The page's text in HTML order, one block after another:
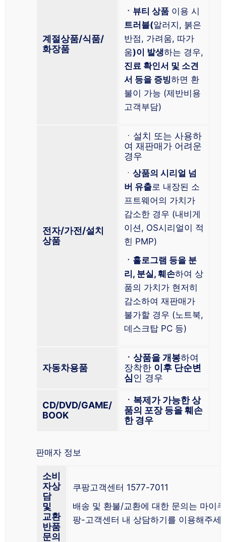
계절상품/식품/
화장품
ㆍ뷰티 상품 이용 시
트러블(알러지, 붉은
반점, 가려움, 따가
움)이 발생하는 경우,
진료 확인서 및 소견
서 등을 증빙하면 환
불이 가능 (제반비용
고객부담)
전자/가전/설치
상품
ㆍ설치 또는 사용하
여 재판매가 어려운
경우
ㆍ 상품의 시리얼 넘
버 유출로 내장된 소
프트웨어의 가치가
감소한 경우 (내비게
이션, OS시리얼이 적
힌 PMP)
ㆍ홀로그램 등을 분
리, 분실, 훼손하여 상
품의 가치가 현저히
감소하여 재판매가
불가할 경우 (노트북,
데스크탑 PC 등)
자동차용품
ㆍ상품을 개봉하여
장착한 이후 단순변
심인 경우
CD/DVD/GAME/
BOOK
ㆍ복제가 가능한 상
품의 포장 등을 훼손
한 경우
판매자 정보
소비
자상
담
및
교환
반품
문의
쿠팡고객센터 1577-7011
배송 및 환불/교환에 대한 문의는 마이쿠
팡-고객센터 내 상담하기를 이용해주세